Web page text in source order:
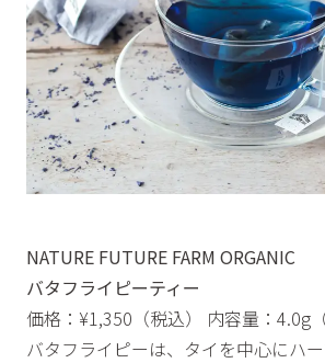
NATURE FUTURE FARM ORGANIC
バタフライピーティー
価格：¥1,350（税込） 内容量：4.0g
バタフライピーは、タイを中心にハ